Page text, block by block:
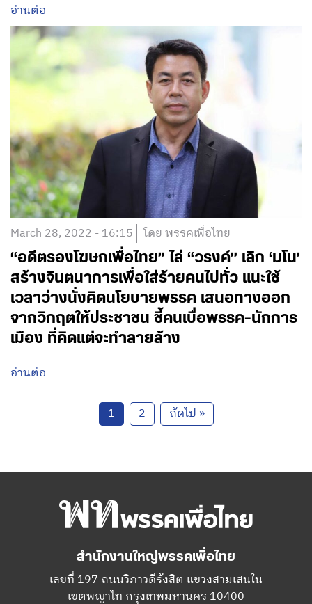
อ่านต่อ
March 28, 2022 - 16:15 โดย พรรคเพื่อไทย
“อดีตรองโฆษกเพื่อไทย” ไล่ “วรงค์” เลิก ‘มโน’
สร้างจินตนาการเพื่อใส่ร้ายคนไปทั่ว แนะใช้
เวลาว่างนั่งคิดนโยบายพรรค เสนอทางออก
จากวิกฤตให้ประชาชน ชี้คนเบื่อพรรค-นักการ
เมือง ที่คิดแต่จะทำลายล้าง
อ่านต่อ
1 2 ถัดไป »
สำนักงานใหญ่พรรคเพื่อไทย
เลขที่ 197 ถนนวิภาวดีรังสิต แขวงสามเสนใน
เขตพญาไท กรุงเทพมหานคร 10400